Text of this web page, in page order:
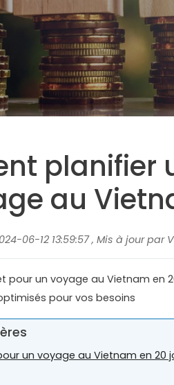
planifier
au
06-12 13:59:57 , Mis à jour par
pour un voyage au Vietnam en
pour vos besoins
un voyage au Vietnam en 20